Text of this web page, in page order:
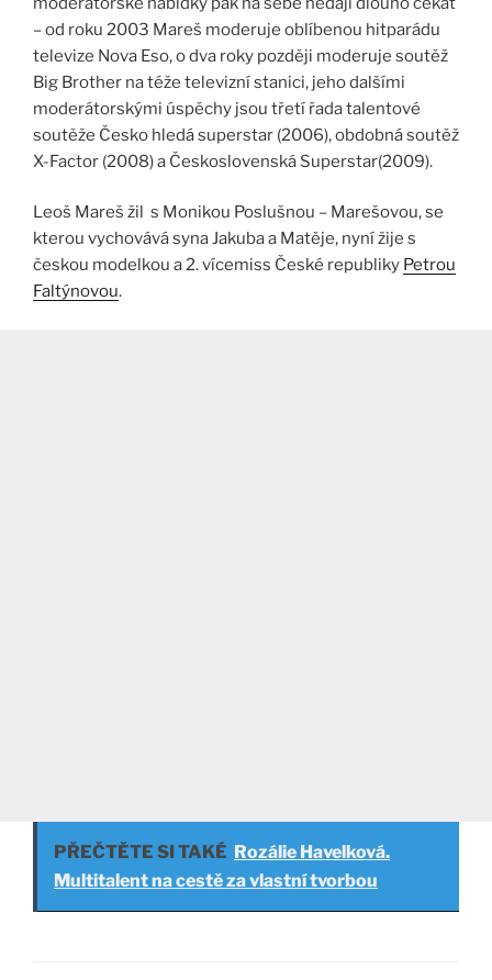
– od roku 2003 Mareš moderuje oblíbenou hitparádu
televize Nova Eso, o dva roky později moderuje soutěž
Big Brother na téže televizní stanici, jeho dalšími
moderátorskými úspěchy jsou třetí řada talentové
soutěže Česko hledá superstar (2006), obdobná soutěž
X-Factor (2008) a Československá Superstar(2009).
Leoš Mareš žil s Monikou Poslušnou – Marešovou, se
kterou vychovává syna Jakuba a Matěje, nyní žije s
českou modelkou a 2. vícemiss České republiky Petrou
Faltýnovou.
PŘEČTĚTE SI TAKÉ Rozálie Havelková.
Multitalent na cestě za vlastní tvorbou